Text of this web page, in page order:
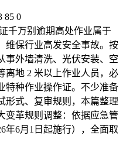
85 0
千万别逾期高处作业属于
维保行业高发安全事故。按
事外墙清洗、光伏安装、空
离地 2 米以上作业人员，必
特种作业操作证。不少准备
形式、复审规则，本篇整理
变革‌规则调整‌：依据应急管
年6月1日起施行），全面取